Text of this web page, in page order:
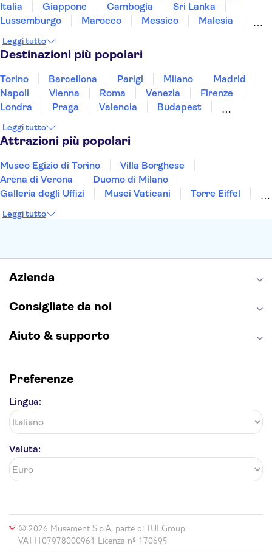
Italia
Giappone Cambogia
Sri Lanka
Lussemburgo
Marocco Messico
Malesia
Tunisia
Turchia Vietnam
Leggi tutto
Destinazioni più popolari
Torino Barcellona Parigi Milano
Madrid
Napoli
Vienna Roma Venezia
Firenze
Londra
Praga Valencia
Budapest
Palermo
Leggi tutto
Attrazioni più popolari
Museo Egizio di Torino
Villa Borghese
Arena di Verona
Duomo di Milano
Galleria degli Uffizi
Musei Vaticani
Torre Eiffel
Reggia di Caserta
Leggi tutto
Azienda
Consigliate da noi
Aiuto & supporto
Preferenze
Lingua:
Valuta:
© 2026 Musement S.p.A, parte di TUI Group
VAT IT07978000961 Licenza nº 170695